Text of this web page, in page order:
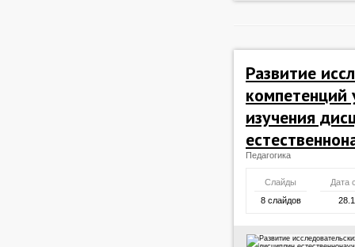
Развитие
компетенций
изучения
Педагогика
Слайды
Дата
8 слайдов